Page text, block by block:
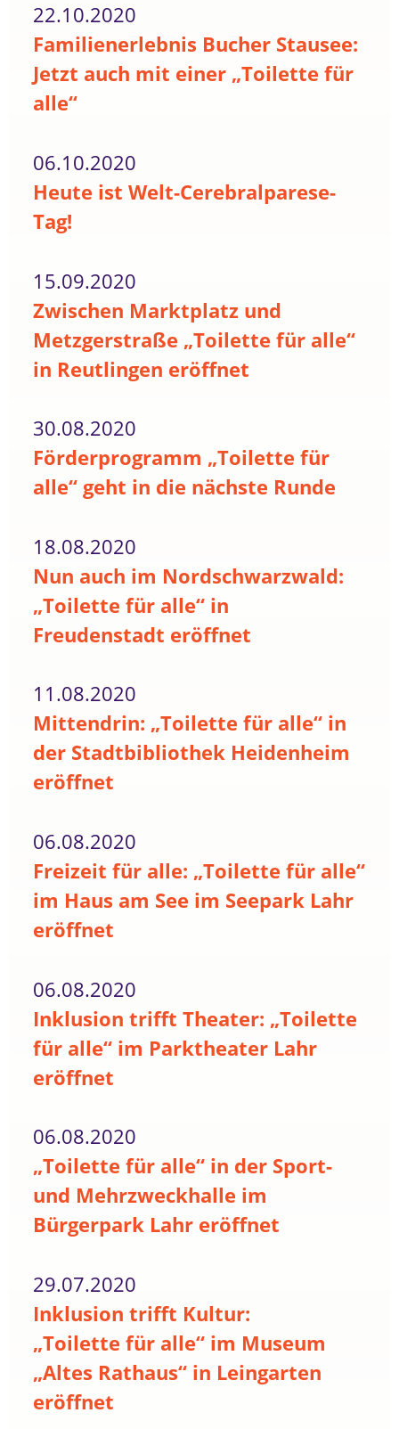
22.10.2020
Familienerlebnis Bucher Stausee:
Jetzt auch mit einer „Toilette für
alle“
06.10.2020
Heute ist Welt-Cerebralparese-
Tag!
15.09.2020
Zwischen Marktplatz und
Metzgerstraße „Toilette für alle“
in Reutlingen eröffnet
30.08.2020
Förderprogramm „Toilette für
alle“ geht in die nächste Runde
18.08.2020
Nun auch im Nordschwarzwald:
„Toilette für alle“ in
Freudenstadt eröffnet
11.08.2020
Mittendrin: „Toilette für alle“ in
der Stadtbibliothek Heidenheim
eröffnet
06.08.2020
Freizeit für alle: „Toilette für alle“
im Haus am See im Seepark Lahr
eröffnet
06.08.2020
Inklusion trifft Theater: „Toilette
für alle“ im Parktheater Lahr
eröffnet
06.08.2020
„Toilette für alle“ in der Sport-
und Mehrzweckhalle im
Bürgerpark Lahr eröffnet
29.07.2020
Inklusion trifft Kultur:
„Toilette für alle“ im Museum
„Altes Rathaus“ in Leingarten
eröffnet